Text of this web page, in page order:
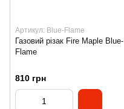
Артикул: Blue-Flame
Газовий різак Fire Maple Blue-
Flame
810 грн